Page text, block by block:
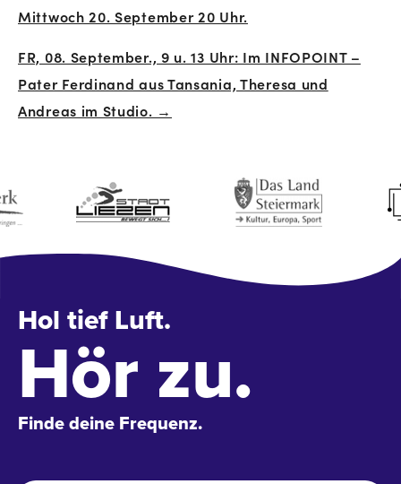
Navigation
Mittwoch 20. September 20 Uhr.
FR, 08. September., 9 u. 13 Uhr: Im INFOPOINT –
Pater Ferdinand aus Tansania, Theresa und
Andreas im Studio. →
Hol tief Luft.
Hör zu.
Finde deine Frequenz.
Name *